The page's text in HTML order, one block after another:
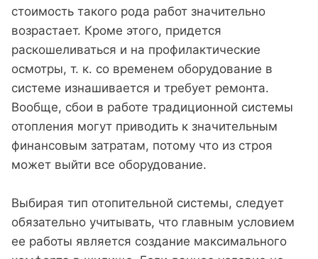
стоимость такого рода работ значительно
возрастает. Кроме этого, придется
раскошеливаться и на профилактические
осмотры, т. к. со временем оборудование в
системе изнашивается и требует ремонта.
Вообще, сбои в работе традиционной системы
отопления могут приводить к значительным
финансовым затратам, потому что из строя
может выйти все оборудование.
Выбирая тип отопительной системы, следует
обязательно учитывать, что главным условием
ее работы является создание максимального